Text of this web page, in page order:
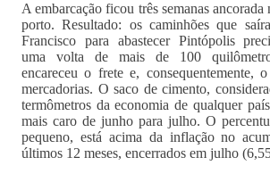
A embarcação ficou três semanas ancorada
porto. Resultado: os caminhões que
Francisco para abastecer Pintópolis
uma volta de mais de 100
encareceu o frete e, consequentemente,
mercadorias. O saco de cimento,
termômetros da economia de qualquer
mais caro de junho para julho. O
pequeno, está acima da inflação no
últimos 12 meses, encerrados em julho